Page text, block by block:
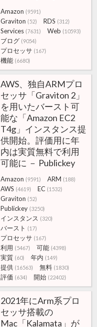
Amazon (9591)
Graviton (52) RDS (312)
Services (7631) Web (10593)
ブログ (9054)
プロセッサ (167)
機能 (6680)
AWS、独自ARMプロ
セッサ「Graviton 2」
を用いたバースト可
能な「Amazon EC2
T4g」インスタンス提
供開始。評価用に年
内は実質無料で利用
可能に － Publickey
Amazon (9591) ARM (188)
AWS (4619) EC (1532)
Graviton (52)
Publickey (3250)
インスタンス (320)
バースト (17)
プロセッサ (167)
利用 (5467) 可能 (4398)
実質 (60) 年内 (149)
提供 (16563) 無料 (1830)
評価 (634) 開始 (22402)
2021年にArm系プロ
セッサ搭載の
Mac「Kalamata」が